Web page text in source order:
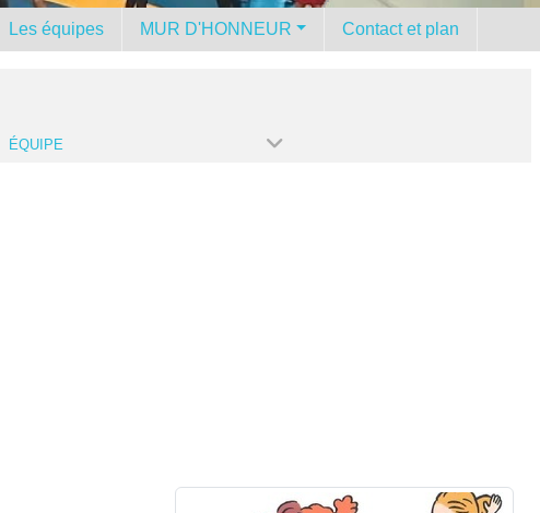
Les équipes MUR D'HONNEUR Contact et plan
ÉQUIPE